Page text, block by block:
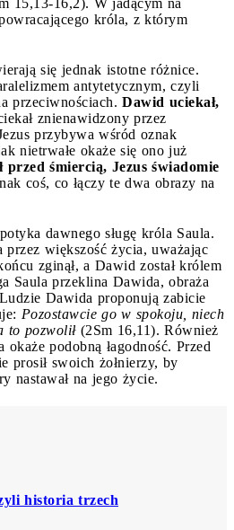
króla, z którym
się jednak istotne różnice.
antytetycznym, czyli
przeciwnościach. Dawid uciekał,
znienawidzony przez
przybywa wśród oznak
nietrwałe okaże się ono już
przed śmiercią, Jezus świadomie
coś, co łączy te dwa obrazy na
dawnego sługę króla Saula.
przez większość życia, uważając
zginął, a Dawid został królem
Saula przeklina Dawida, obraża
Dawida proponują zabicie
Pozostawcie go w spokoju, niech
to pozwolił(2Sm 16,11). Również
podobną łagodność. Przed
prosił swoich żołnierzy, by
nastawał na jego życie.
historia trzech